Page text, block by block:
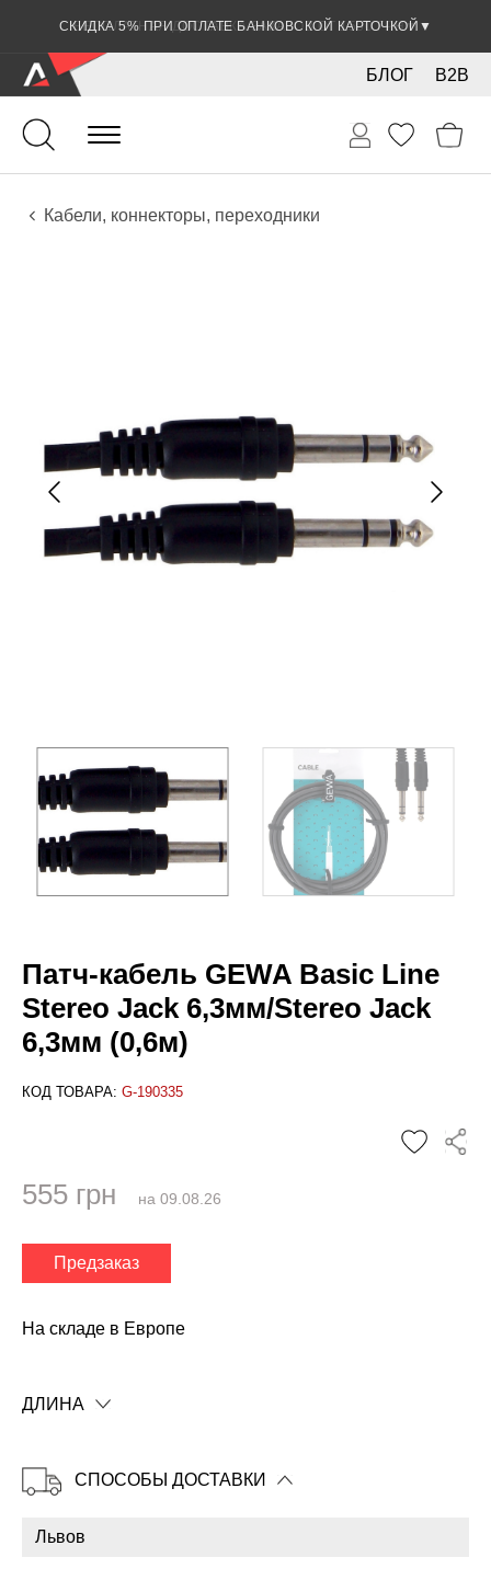
СКИДКА 5% ПРИ ОПЛАТЕ БАНКОВСКОЙ КАРТОЧКОЙ ▼
B2B
БЛОГ
Гитары
Электро инструменты
Звуковое оборудование
Кабели, коннекторы, переходники
Патч-кабель GEWA Basic Line
Stereo Jack 6,3мм/Stereo Jack
6,3мм (0,6м)
КОД ТОВАРА: G-190335
✕
555 грн на 09.08.26
Предзаказ
На складе в Европе
ДЛИНА
СПОСОБЫ ДОСТАВКИ